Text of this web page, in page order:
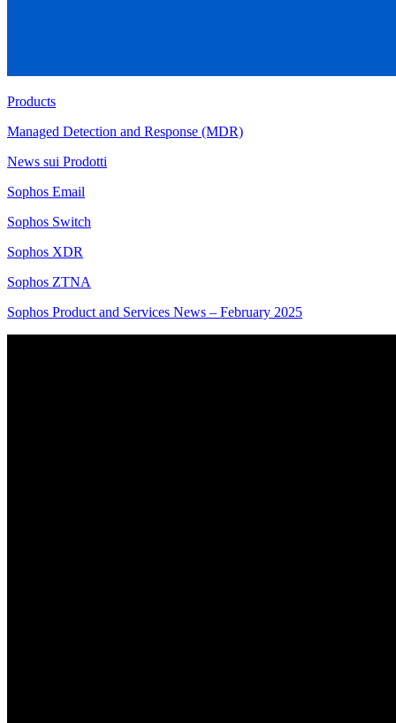
Products
Managed Detection and Response (MDR)
News sui Prodotti
Sophos Email
Sophos Switch
Sophos XDR
Sophos ZTNA
Sophos Product and Services News – February 2025